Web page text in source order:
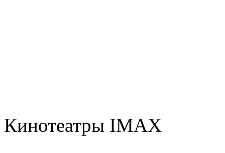
Кинотеатры IMAX